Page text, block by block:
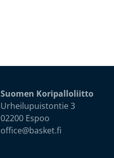
Suomen Koripalloliitto
Urheilupuistontie 3
02200 Espoo
office@basket.fi